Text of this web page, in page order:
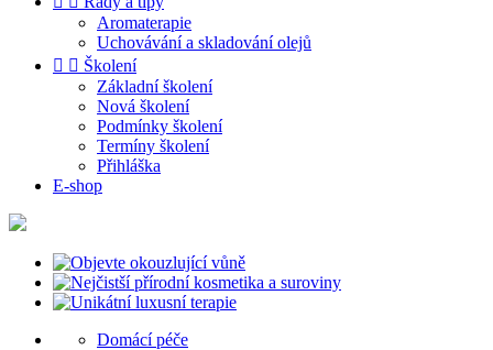
Aromaterapie
Uchovávání a skladování olejů
  Školení
Základní školení
Nová školení
Podmínky školení
Termíny školení
Přihláška
E-shop
Domácí péče